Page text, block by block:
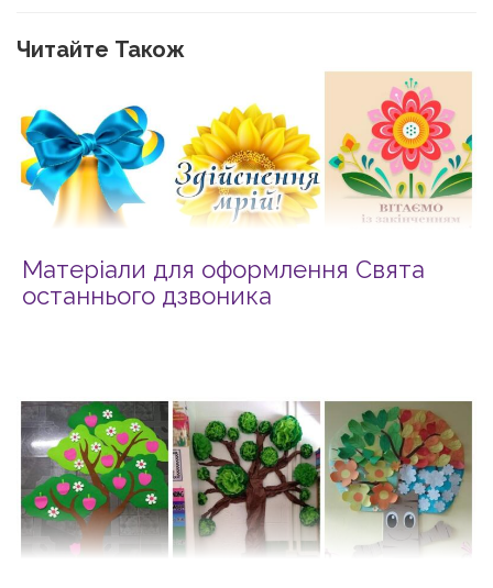
Читайте Також
Матеріали для оформлення Свята
останнього дзвоника